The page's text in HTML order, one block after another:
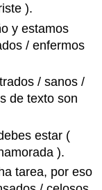
).
y estamos
/ enfermos
/ sanos /
de texto son
estar (
).
tarea, por eso